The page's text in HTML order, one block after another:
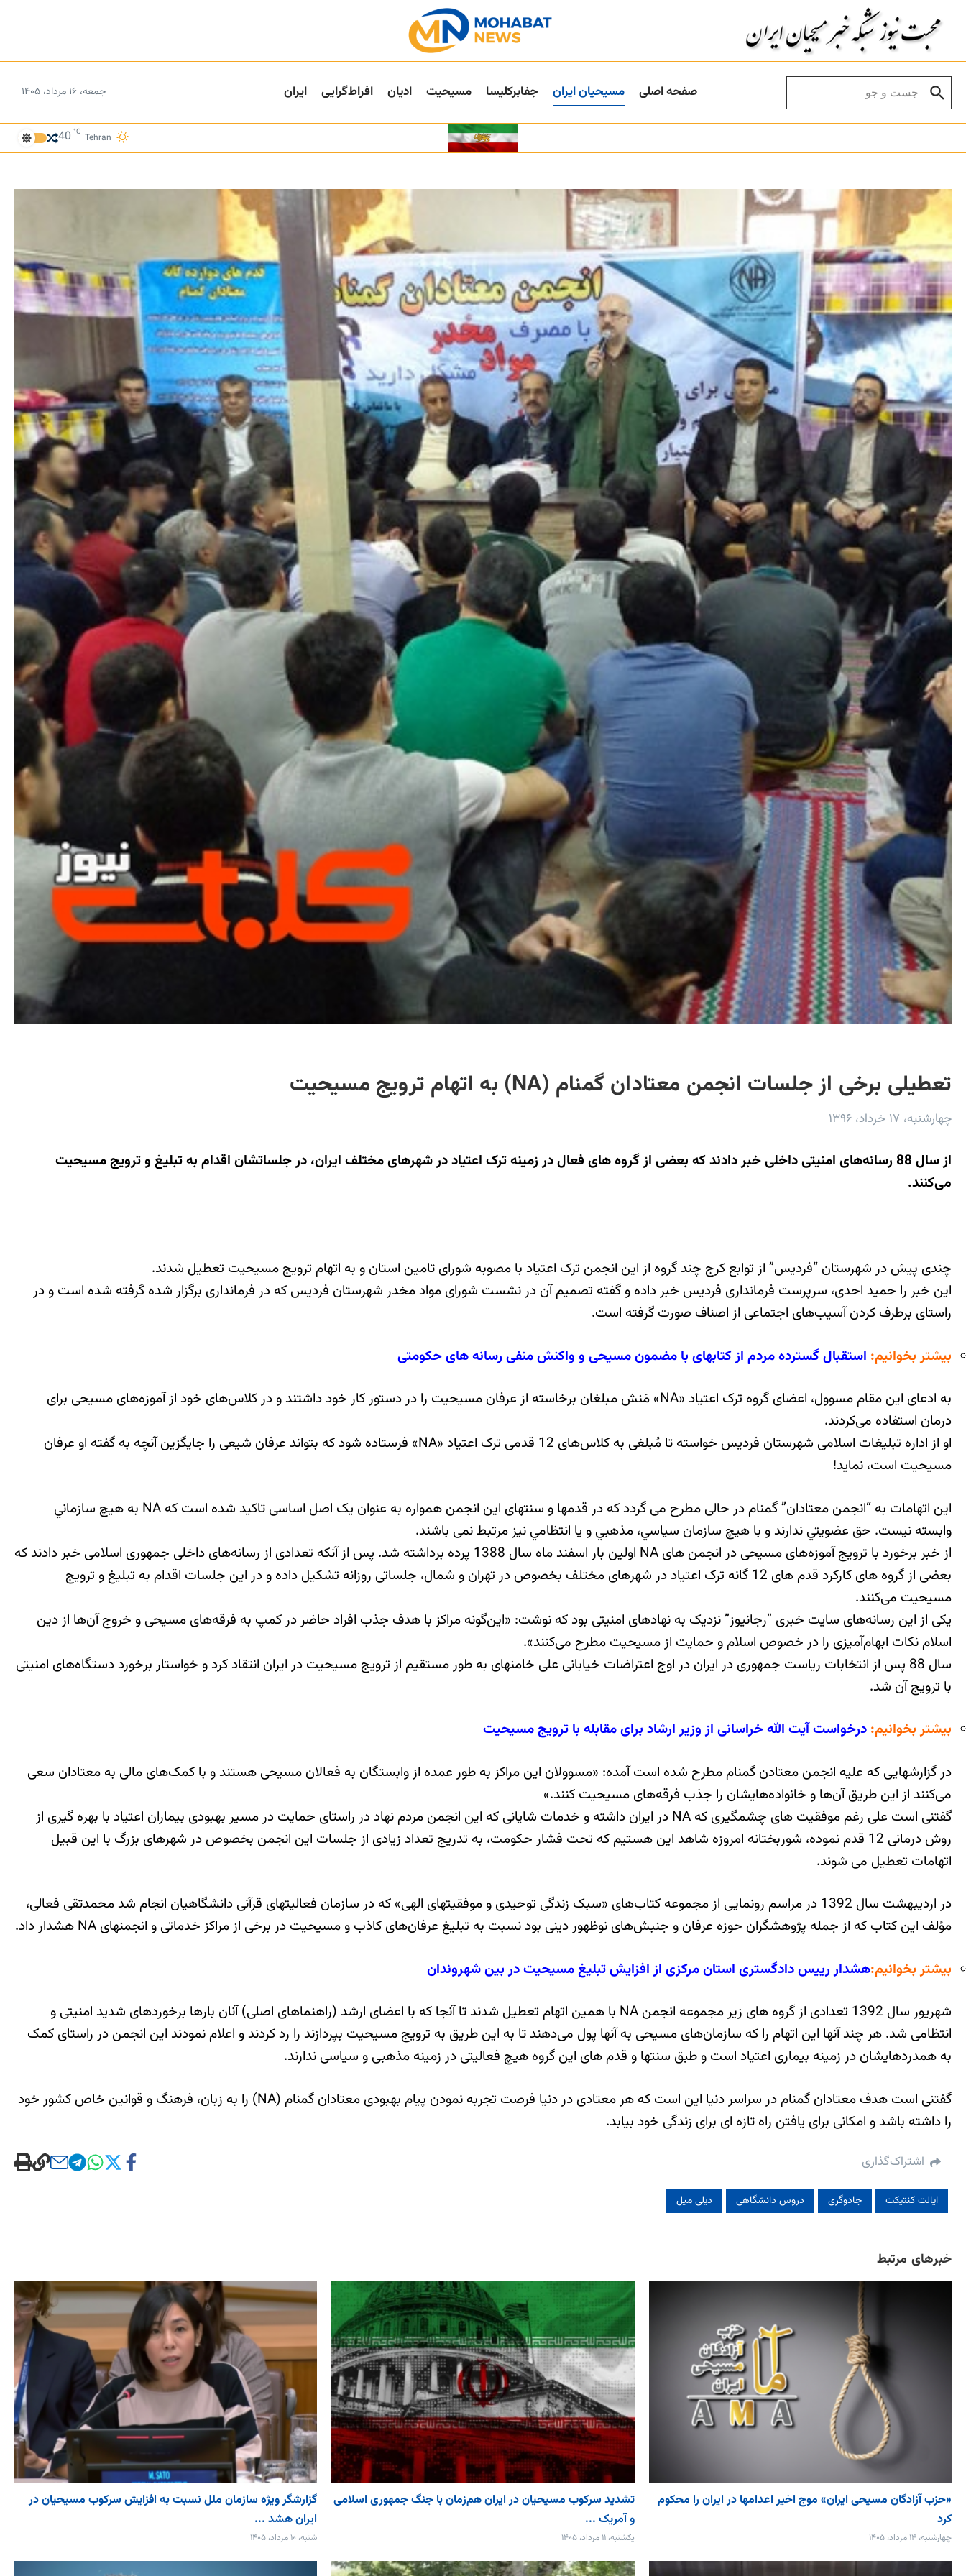
صفحه اصلی مسیحیان ایران جفا‌بر‌کلیسا مسیحیت ادیان افراط‌گرایی ایران جمعه، ۱۶ مرداد، ۱۴۰۵
Tehran
40 °C
تعطیلی برخی از جلسات انجمن‌ معتادان گمنام (NA) به اتهام ترویج مسیحیت
چهارشنبه، ۱۷ خرداد، ۱۳۹۶
از سال 88 رسانه‌های امنیتی داخلی خبر دادند که بعضی از گروه های فعال در زمینه ترک اعتیاد در شهرهای مختلف ایران، در جلساتشان اقدام به تبلیغ و ترویج مسیحیت
می‌کنند.
چندی پیش در شهرستان “فردیس” از توابع کرج چند گروه از این انجمن ترک اعتیاد با مصوبه شورای تامین استان و به اتهام ترویج مسیحیت تعطیل شدند.
این خبر را حمید احدی، سرپرست فرمانداری فردیس خبر داده و گفته تصمیم آن در نشست شورای مواد مخدر شهرستان فردیس که در فرمانداری برگزار شده گرفته شده است و در
راستای برطرف کردن آسیب‌های اجتماعی از اصناف صورت گرفته است.
بیشتر بخوانیم: استقبال گسترده مردم از کتابهای با مضمون مسیحی و واکنش منفی رسانه های حکومتی
به ادعای این مقام مسوول، اعضای گروه ترک اعتیاد «NA» مَنش مبلغان برخاسته از عرفان مسیحیت را در دستور کار خود داشتند و در کلاس‌های خود از آموزه‌های مسیحی برای
درمان استفاده می‌کردند.
او از اداره تبلیغات اسلامی شهرستان فردیس خواسته تا مُبلغی به کلاس‌های 12 قدمی ترک اعتیاد «NA» فرستاده شود که بتواند عرفان شیعی را جایگزین آنچه به گفته او عرفان
مسیحیت است، نماید!
این اتهامات به “انجمن معتادان” گمنام در حالی مطرح می گردد که در قدمها و سنتهای این انجمن همواره به عنوان یک اصل اساسی تاکید شده است که NA به هيچ سازماني
وابسته نيست. حق عضويتي ندارند و با هيچ سازمان سياسي، مذهبي و يا انتظامي نیز مرتبط نمی باشند.
از خبر برخورد با ترویج آموزه‌های مسیحی در انجمن های NA اولین بار اسفند ماه سال 1388 پرده برداشته شد. پس از آنکه تعدادی از رسانه‌های داخلی جمهوری اسلامی خبر دادند که
بعضی از گروه های کارکرد قدم های 12 گانه ترک اعتیاد در شهرهای مختلف بخصوص در تهران و شمال، جلساتی روزانه تشکیل داده و در این جلسات اقدام به تبلیغ و ترویج
مسیحیت می‌کنند.
یکی از این رسانه‌های سایت خبری “رجانیوز” نزدیک به نهادهای امنیتی بود که نوشت: «این‌گونه مراکز با هدف جذب افراد حاضر در کمپ به فرقه‌های مسیحی و خروج آن‌ها از دین
اسلام نکات ابهام‌آمیزی را در خصوص اسلام و حمایت از مسیحیت مطرح می‌کنند».
سال 88 پس از انتخابات ریاست جمهوری در ایران در اوج اعتراضات خیابانی علی خامنه‎ای به طور مستقیم از ترویج مسیحیت در ایران انتقاد کرد و خواستار برخورد دستگاه‌های امنیتی
با ترویج آن شد.
بیشتر بخوانیم: درخواست آیت الله خراسانی از وزیر ارشاد برای مقابله با ترویج مسیحیت
در گزارشهایی که علیه انجمن معتادن گمنام مطرح شده است آمده: «مسوولان این مراکز به طور عمده از وابستگان به فعالان مسیحی هستند و با کمک‌های مالی به معتادان سعی
می‌کنند از این طریق آن‌ها و خانواده‌هایشان را جذب فرقه‌های مسیحیت کنند.»
گفتنی است علی رغم موفقیت های چشمگیری که NA در ایران داشته و خدمات شایانی که این انجمن مردم نهاد در راستای حمایت در مسیر بهبودی بیماران اعتیاد با بهره گیری از
روش درمانی 12 قدم نموده، شوربختانه امروزه شاهد این هستیم که تحت فشار حکومت، به تدریج تعداد زیادی از جلسات این انجمن بخصوص در شهرهای بزرگ با این قبیل
اتهامات تعطیل می شوند.
در اردیبهشت سال 1392 در مراسم رونمایی از مجموعه کتاب‌های «سبک زندگی توحیدی و موفقیتهای الهی» که در سازمان فعالیتهای قرآنی دانشگاهیان انجام شد محمدتقی فعالی،
مؤلف این کتاب که از جمله پژوهشگران حوزه عرفان و جنبش‌های نوظهور دینی بود نسبت به تبلیغ عرفان‌های کاذب و مسیحیت در برخی از مراکز خدماتی و انجمنهای NA هشدار داد.
بیشتر بخوانیم:هشدار رییس دادگستری استان مرکزی از افزایش تبلیغ مسیحیت در بین شهروندان
شهریور سال 1392 تعدادی از گروه های زیر مجموعه انجمن NA با همین اتهام تعطیل شدند تا آنجا که با اعضای ارشد (راهنماهای اصلی) آنان بارها برخوردهای شدید امنیتی و
انتظامی شد. هر چند آنها این اتهام را که سازمان‌های مسیحی به آنها پول می‌دهند تا به این طریق به ترویج مسیحیت بپردازند را رد کردند و اعلام نمودند این انجمن در راستای کمک
به همدردهایشان در زمینه بیماری اعتیاد است و طبق سنتها و قدم های این گروه هیچ فعالیتی در زمینه مذهبی و سیاسی ندارند.
گفتنی است هدف معتادان گمنام در سراسر دنیا این است که هر معتادی در دنیا فرصت تجربه نمودن پیام بهبودی معتادان گمنام (NA) را به زبان، فرهنگ و قوانین خاص کشور خود
را داشته باشد و امکانی برای یافتن راه تازه ای برای زندگی خود بیابد.
اشتراک‌گذاری
ایالت کنتیکت جادوگری دروس دانشگاهی دیلی میل
خبرهای مرتبط
«حزب آزادگان مسیحی ایران» موج اخیر اعدامها در ایران را محکوم
کرد
چهارشنبه، ۱۴ مرداد، ۱۴۰۵
تشدید سرکوب مسیحیان در ایران هم‌زمان با جنگ جمهوری اسلامی
و آمریک ...
یکشنبه، ۱۱ مرداد، ۱۴۰۵
گزارشگر ویژه سازمان ملل نسبت به افزایش سرکوب مسیحیان در
ایران هشد ...
شنبه، ۱۰ مرداد، ۱۴۰۵